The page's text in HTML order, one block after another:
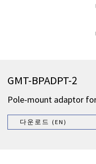
GMT-BPADPT-2
Pole-mount adaptor
다운로드 (EN)